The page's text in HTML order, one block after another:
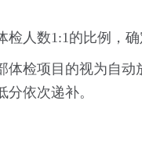
人数1:1的比例，
检项目的视为自
依次递补。